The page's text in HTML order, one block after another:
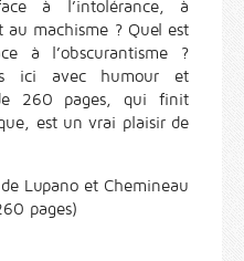
à l’intolérance, à
au machisme ? Quel est
à l’obscurantisme ?
ici avec humour et
260 pages, qui finit
est un vrai plaisir de
Lupano et Chemineau
pages)